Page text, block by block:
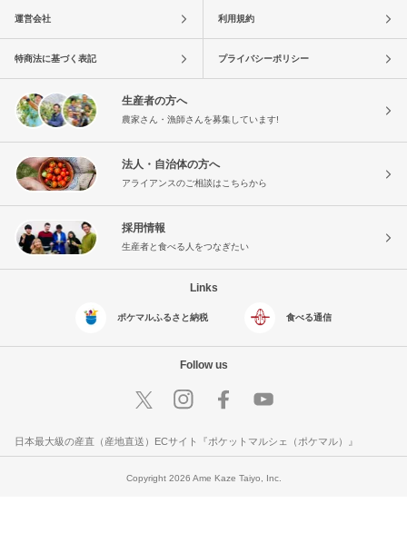
運営会社 利用規約
特商法に基づく表記 プライバシーポリシー
生産者の方へ
農家さん・漁師さんを募集しています!
法人・自治体の方へ
アライアンスのご相談はこちらから
採用情報
生産者と食べる人をつなぎたい
Links
ポケマルふるさと納税 食べる通信
Follow us
日本最大級の産直（産地直送）ECサイト『ポケットマルシェ（ポケマル）』
Copyright 2026 Ame Kaze Taiyo, Inc.